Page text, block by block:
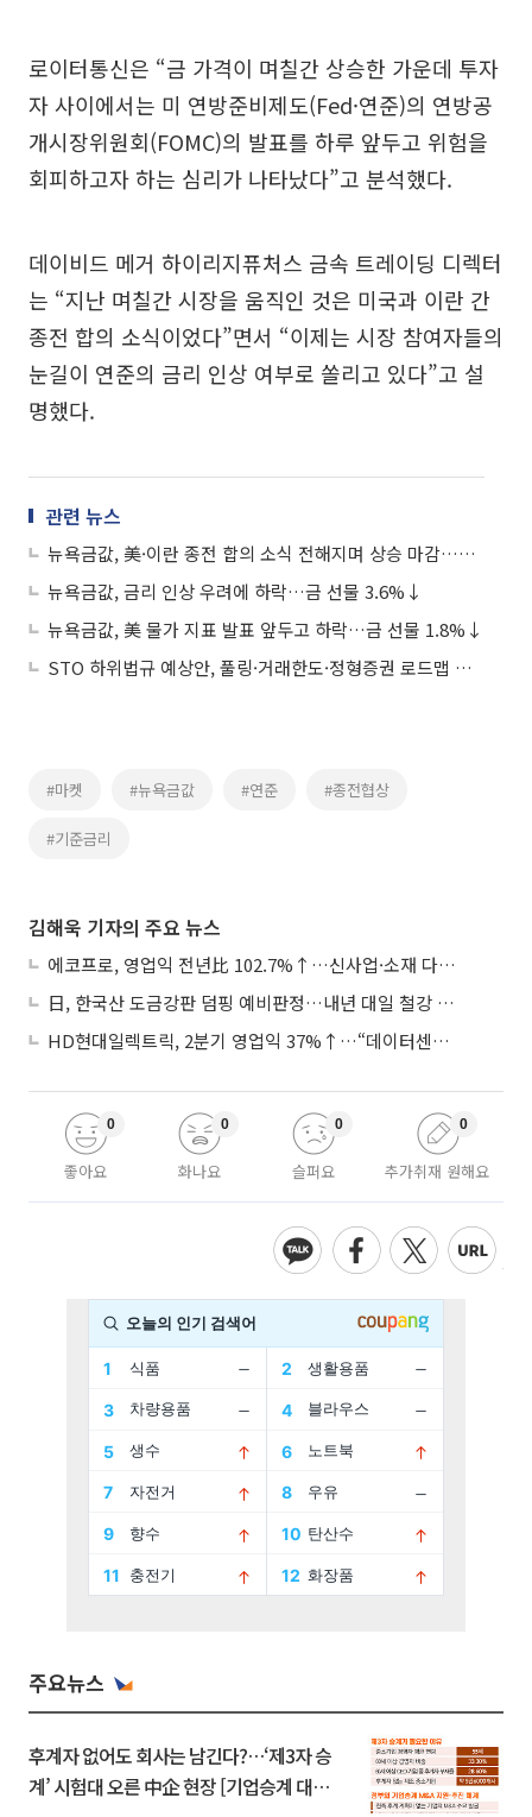
로이터통신은 “금 가격이 며칠간 상승한 가운데 투자
자 사이에서는 미 연방준비제도(Fed·연준)의 연방공
개시장위원회(FOMC)의 발표를 하루 앞두고 위험을
회피하고자 하는 심리가 나타났다”고 분석했다.
데이비드 메거 하이리지퓨처스 금속 트레이딩 디렉터
는 “지난 며칠간 시장을 움직인 것은 미국과 이란 간
종전 합의 소식이었다”면서 “이제는 시장 참여자들의
눈길이 연준의 금리 인상 여부로 쏠리고 있다”고 설
명했다.
관련 뉴스
뉴욕금값, 美·이란 종전 합의 소식 전해지며 상승 마감…금 선물 2.66%↑
뉴욕금값, 금리 인상 우려에 하락…금 선물 3.6%↓
뉴욕금값, 美 물가 지표 발표 앞두고 하락…금 선물 1.8%↓
STO 하위법규 예상안, 풀링·거래한도·정형증권 로드맵 제시
#마켓 #뉴욕금값 #연준 #종전협상
#기준금리
김해욱 기자의 주요 뉴스
에코프로, 영업익 전년比 102.7%↑…신사업·소재 다각화 박차
日, 한국산 도금강판 덤핑 예비판정…내년 대일 철강 수출 ‘빨간불’
HD현대일렉트릭, 2분기 영업익 37%↑…“데이터센터 사업, 새로운 성장 축”
좋아요
0
화나요
0
슬퍼요
0
추가취재 원해요
0
주요뉴스
후계자 없어도 회사는 남긴다?…‘제3자 승
계’ 시험대 오른 中企 현장 [기업승계 대전